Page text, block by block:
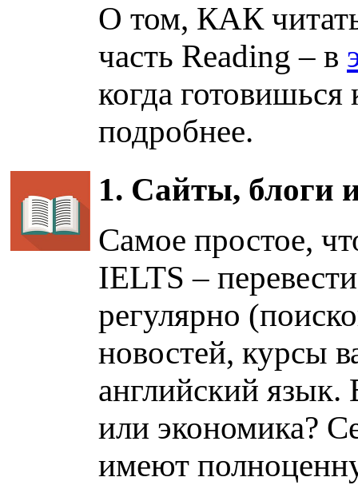
О том, КАК
часть Reading – в
когда
подробнее.
1. Сайты, блоги
Самое простое,
IELTS –
регулярно
новостей, курсы
английский язык.
или экономика?
имеют